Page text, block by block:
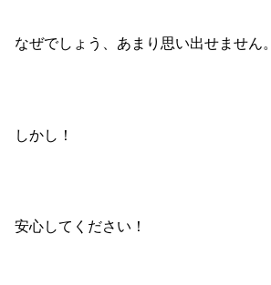
なぜでしょう、あまり思い出せません。
しかし！
安心してください！